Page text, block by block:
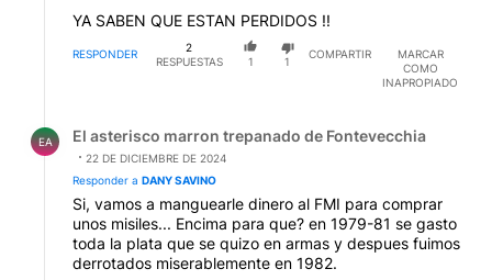
YA SABEN QUE ESTAN PERDIDOS !!
RESPONDER
2
RESPUESTAS
1 1
COMPARTIR
MARCAR
COMO
INAPROPIADO
EA El asterisco marron trepanado de Fontevecchia
22 DE DICIEMBRE DE 2024
Responder a DANY SAVINO
Si, vamos a manguearle dinero al FMI para comprar
unos misiles... Encima para que? en 1979-81 se gasto
toda la plata que se quizo en armas y despues fuimos
derrotados miserablemente en 1982.